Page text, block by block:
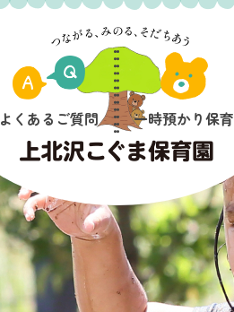
よくあるご質問 一時預かり保育